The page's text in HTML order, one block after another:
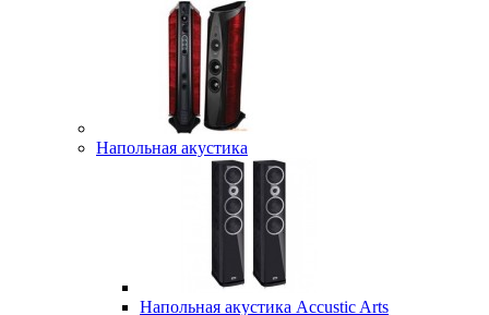
Напольная акустика
Напольная акустика Accustic Arts